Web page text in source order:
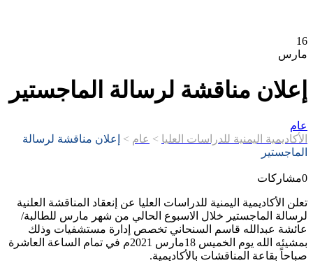
16
مارس
إعلان مناقشة لرسالة الماجستير
عام
الأكاديمية اليمنية للدراسات العليا > عام >
إعلان مناقشة لرسالة
الماجستير
0مشاركات
تعلن الأكاديمية اليمنية للدراسات العليا عن إنعقاد المناقشة العلنية
لرسالة الماجستير خلال الاسبوع الحالي من شهر مارس للطالبة/
عائشة عبدالله قاسم السنحاني تخصص إدارة مستشفيات وذلك
بمشيئه الله يوم الخميس 18مارس 2021م في تمام الساعة العاشرة
صباحاً بقاعة المناقشات بالأكاديمية.